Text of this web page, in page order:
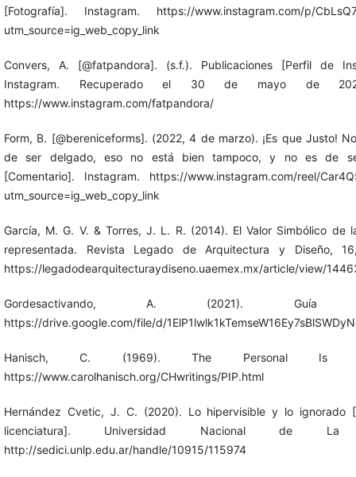
[Fotografía]. Instagram. https://www.instagram.com/p/
utm_source=ig_web_copy_link
Convers, A. [@fatpandora]. (s.f.). Publicaciones [Perfil de
Instagram. Recuperado el 30 de mayo de
https://www.instagram.com/fatpandora/
Form, B. [@bereniceforms]. (2022, 4 de marzo). ¡Es que Justo!
de ser delgado, eso no está bien tampoco, y no es de
[Comentario]. Instagram. https://www.instagram.com/reel/
utm_source=ig_web_copy_link
García, M. G. V. & Torres, J. L. R. (2014). El Valor Simbólico de
representada. Revista Legado de Arquitectura y Diseño,
https://legadodearquitecturaydiseno.uaemex.mx/article/view/
Gordesactivando, A. (2021). Guía
https://drive.google.com/file/d/
Hanisch, C. (1969). The Personal Is
https://www.carolhanisch.org/CHwritings/PIP.html
Hernández Cvetic, J. C. (2020). Lo hipervisible y lo ignorado
licenciatura]. Universidad Nacional de La
http://sedici.unlp.edu.ar/handle/10915/115974